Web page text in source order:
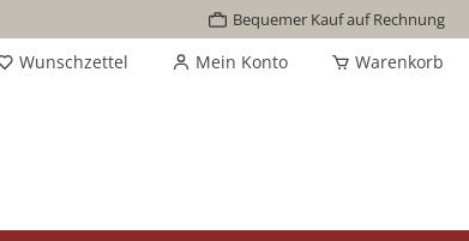
Bequemer Kauf auf Rechnung
Wunschzettel Mein Konto Warenkorb